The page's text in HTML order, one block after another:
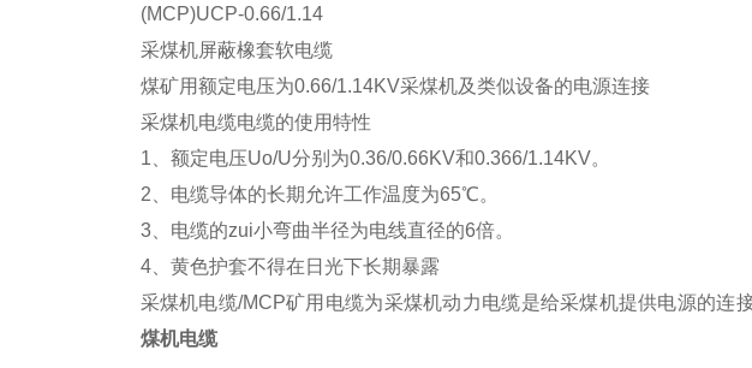
(MCP)UCP-0.66/1.14
采煤机屏蔽橡套软电缆
煤矿用额定电压为0.66/1.14KV采煤机及类似设备的电源连接
采煤机电缆电缆的使用特性
1、额定电压Uo/U分别为0.36/0.66KV和0.366/1.14KV。
2、电缆导体的长期允许工作温度为65℃。
3、电缆的zui小弯曲半径为电线直径的6倍。
4、黄色护套不得在日光下长期暴露
采煤机电缆/MCP矿用电缆为采煤机动力电缆是给采煤机提供电源的连
煤机电缆